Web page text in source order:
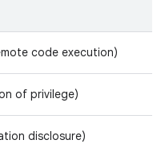
code execution)
of privilege)
disclosure)